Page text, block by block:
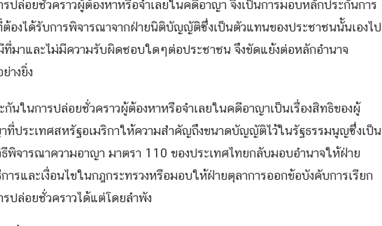
ปล่อยชั่วคราวผู้ต้องหาหรือจำเลยในคดีอาญา จึงเป็นการมอบหลักประกันการ
องได้รับการพิจารณาจากฝ่ายนิติบัญญัติซึ่งเป็นตัวแทนของประชาชนนั้นเองไป
ที่มาและไม่มีความรับผิดชอบใดๆต่อประชาชน จึงขัดแย้งต่อหลักอำนาจ
างยิ่ง
นในการปล่อยชั่วคราวผู้ต้องหาหรือจำเลยในคดีอาญาเป็นเรื่องสิทธิของผู้
ที่ประเทศสหรัฐอเมริกาให้ความสำคัญถึงขนาดบัญญัติไว้ในรัฐธรรมนูญซึ่งเป็น
พิจารณาความอาญา มาตรา 110 ของประเทศไทยกลับมอบอำนาจให้ฝ่าย
รและเงื่อนไขในกฎกระทรวงหรือมอบให้ฝ่ายตุลาการออกข้อบังคับการเรียก
ปล่อยชั่วคราวได้แต่โดยลำพัง